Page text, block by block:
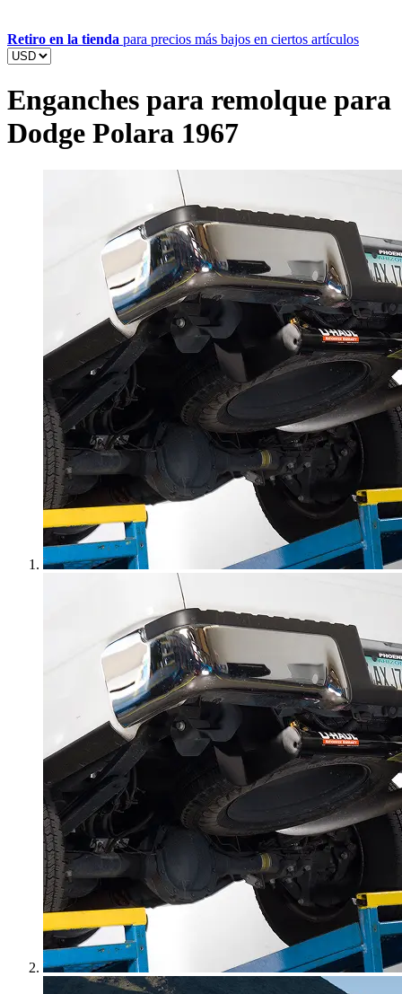
Retiro en la tienda para precios más bajos en ciertos artículos
Enganches para remolque para
Dodge Polara 1967